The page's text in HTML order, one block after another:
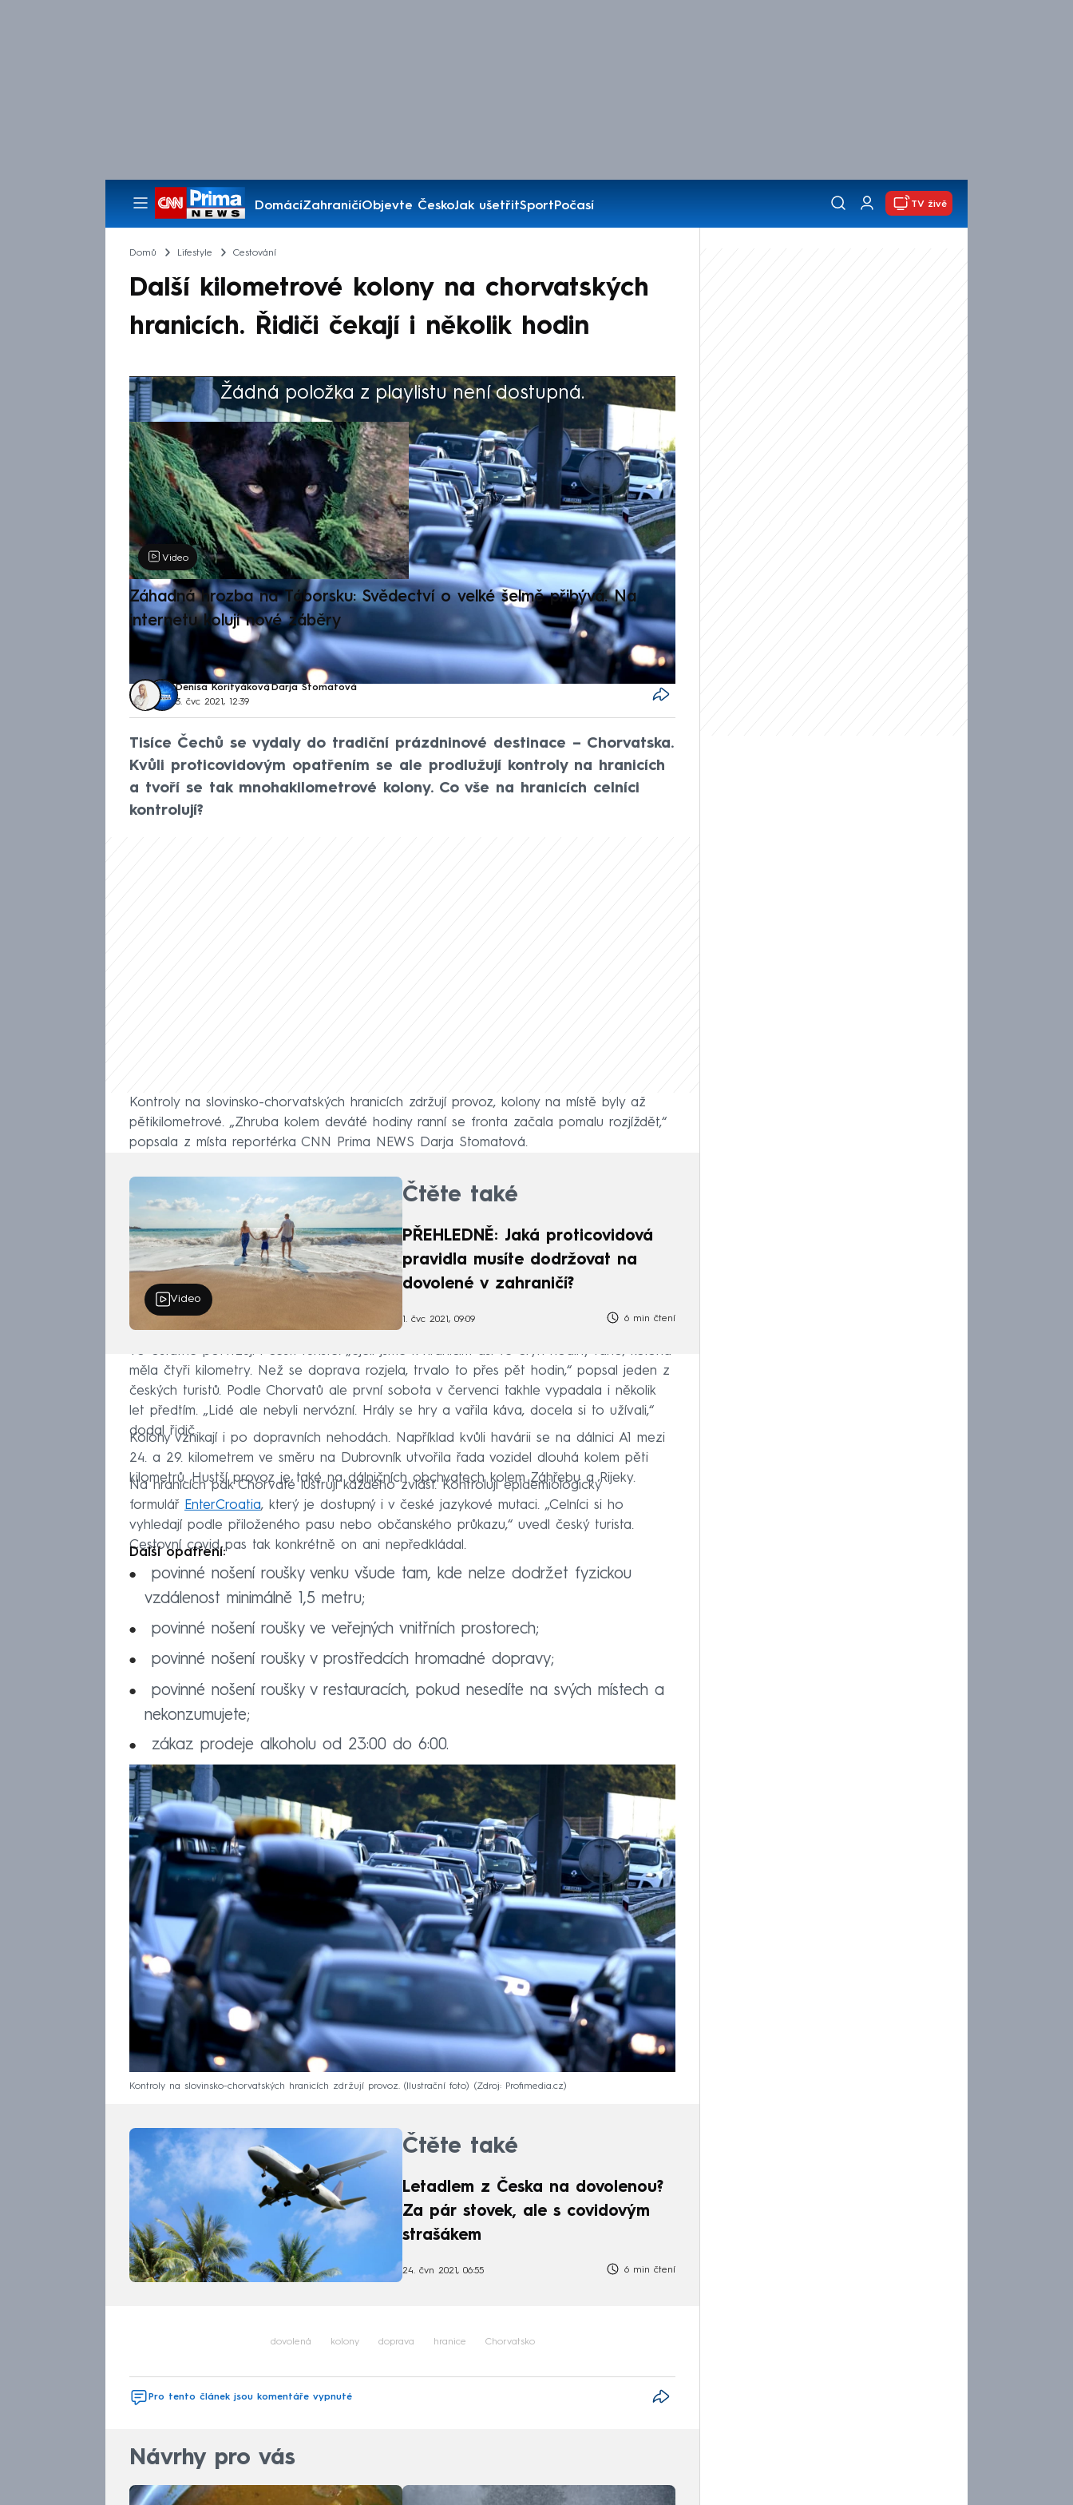
DomácíZahraničíObjevte ČeskoJak ušetřitSportPočasí
Pořady
TV živě
Domů Lifestyle Cestování
Další kilometrové kolony na chorvatských
hranicích. Řidiči čekají i několik hodin
Žádná položka z playlistu není dostupná.
Výběr redakce
Video
Záhadná hrozba na Táborsku: Svědectví o velké šelmě přibývá. Na
internetu kolují nové záběry
Denisa Korityáková, Darja Stomatová
3. čvc 2021, 12:39
Tisíce Čechů se vydaly do tradiční prázdninové destinace – Chorvatska.
Kvůli proticovidovým opatřením se ale prodlužují kontroly na hranicích
a tvoří se tak mnohakilometrové kolony. Co vše na hranicích celníci
kontrolují?
Kontroly na slovinsko-chorvatských hranicích zdržují provoz, kolony na místě byly až
pětikilometrové. „Zhruba kolem deváté hodiny ranní se fronta začala pomalu rozjíždět,“
popsala z místa reportérka CNN Prima NEWS Darja Stomatová.
Video
Čtěte také
PŘEHLEDNĚ: Jaká proticovidová
pravidla musíte dodržovat na
dovolené v zahraničí?
1. čvc 2021, 09:09 6 min čtení
To ostatně potvrzují i čeští turisté. „Sjeli jsme k hranicím asi ve čtyři hodiny ráno, kolona
měla čtyři kilometry. Než se doprava rozjela, trvalo to přes pět hodin,“ popsal jeden z
českých turistů. Podle Chorvatů ale první sobota v červenci takhle vypadala i několik
let předtím. „Lidé ale nebyli nervózní. Hrály se hry a vařila káva, docela si to užívali,“
dodal řidič.
Kolony vznikají i po dopravních nehodách. Například kvůli havárii se na dálnici A1 mezi
24. a 29. kilometrem ve směru na Dubrovník utvořila řada vozidel dlouhá kolem pěti
kilometrů. Hustší provoz je také na dálničních obchvatech kolem Záhřebu a Rijeky.
Na hranicích pak Chorvaté lustrují každého zvlášť. Kontrolují epidemiologický
formulář EnterCroatia, který je dostupný i v české jazykové mutaci. „Celníci si ho
vyhledají podle přiloženého pasu nebo občanského průkazu,“ uvedl český turista.
Cestovní covid pas tak konkrétně on ani nepředkládal.
Další opatření:
povinné nošení roušky venku všude tam, kde nelze dodržet fyzickou
vzdálenost minimálně 1,5 metru;
povinné nošení roušky ve veřejných vnitřních prostorech;
povinné nošení roušky v prostředcích hromadné dopravy;
povinné nošení roušky v restauracích, pokud nesedíte na svých místech a
nekonzumujete;
zákaz prodeje alkoholu od 23:00 do 6:00.
Kontroly na slovinsko-chorvatských hranicích zdržují provoz. (Ilustrační foto) Zdroj: Profimedia.cz
Čtěte také
Letadlem z Česka na dovolenou?
Za pár stovek, ale s covidovým
strašákem
24. čvn 2021, 06:55 6 min čtení
dovolená kolony doprava hranice Chorvatsko
Pro tento článek jsou komentáře vypnuté
Návrhy pro vás